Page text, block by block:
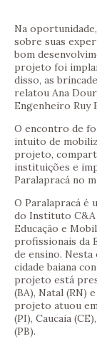
Na
sobre suas
bom
projeto foi
disso, as
relatou Ana
Engenheiro Ruy
O encontro de
intuito de
projeto,
instituições e
Paralapracá no
O Paralapracá é
do Instituto C&A
Educação e
profissionais da
de ensino. Nesta
cidade baiana
projeto está
(BA), Natal (RN)
projeto atuou
(PI), Caucaia
(PB).